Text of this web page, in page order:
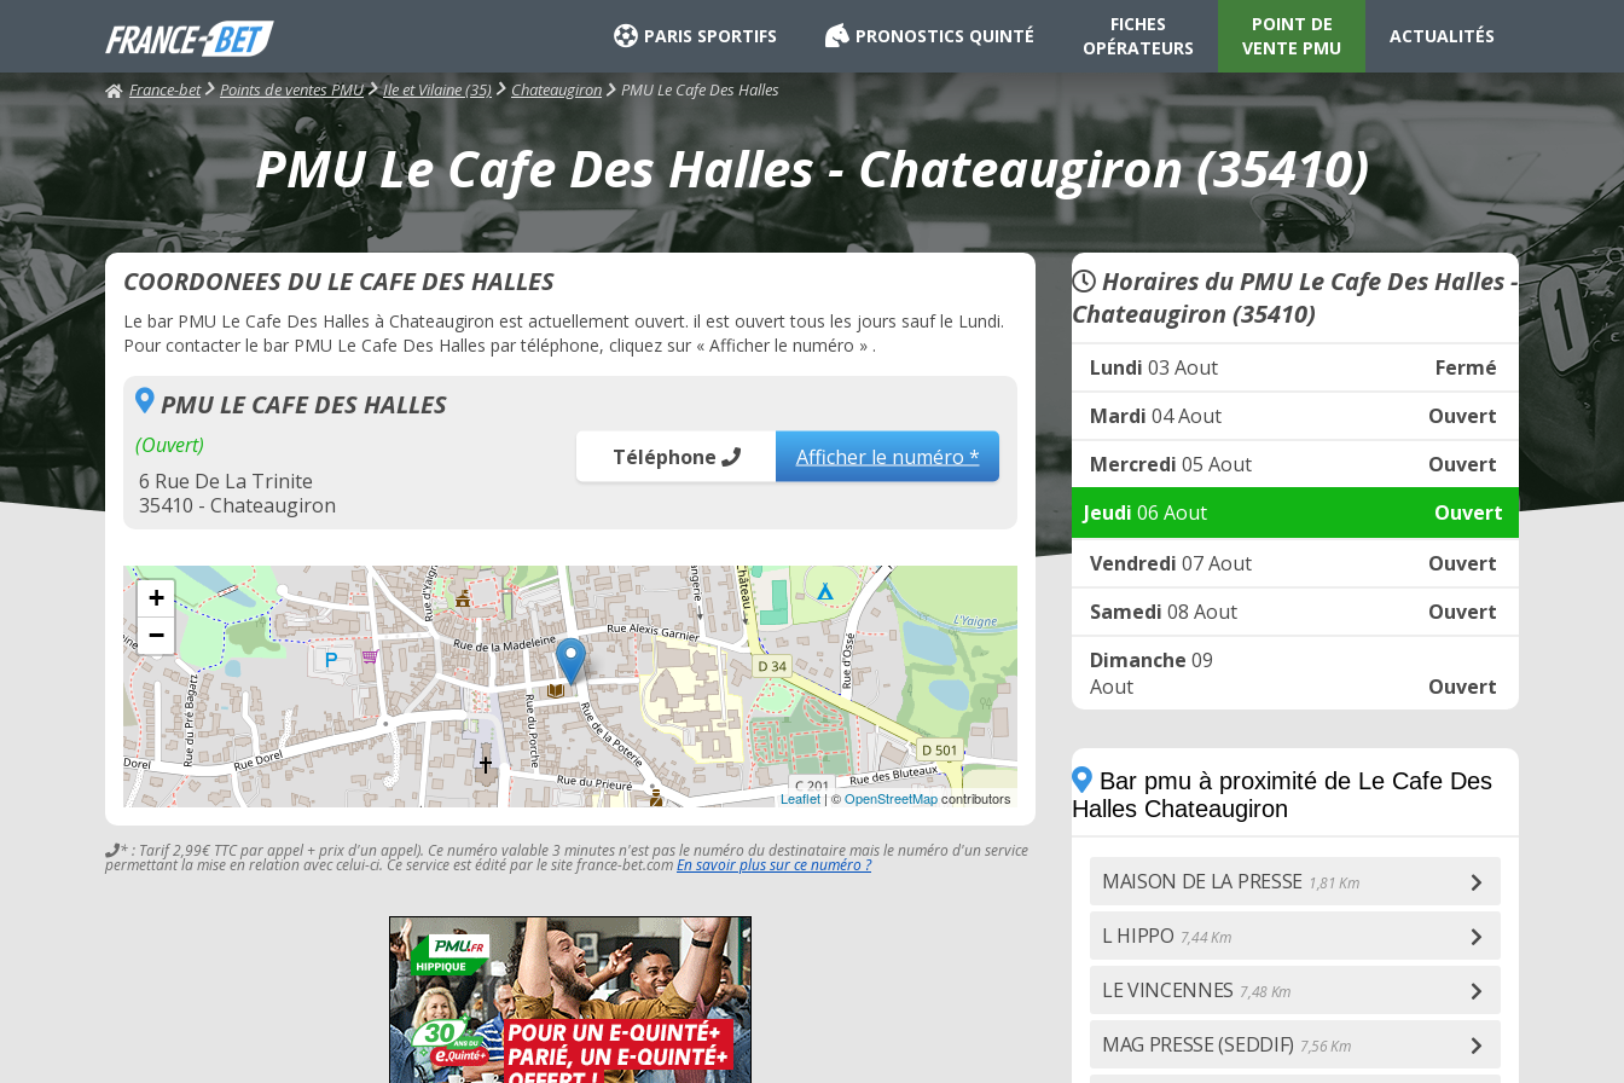
PARIS SPORTIFS PRONOSTICS QUINTÉ
FICHES
OPÉRATEURS
POINT DE
VENTE PMU
ACTUALITÉS
France-bet Points de ventes PMU Ile et Vilaine (35) Chateaugiron PMU Le Cafe Des Halles
PMU Le Cafe Des Halles - Chateaugiron (35410)
COORDONEES DU LE CAFE DES HALLES
Le bar PMU Le Cafe Des Halles à Chateaugiron est actuellement ouvert. il est ouvert tous les jours sauf le Lundi.
Pour contacter le bar PMU Le Cafe Des Halles par téléphone, cliquez sur « Afficher le numéro » .
PMU LE CAFE DES HALLES
(Ouvert)
6 Rue De La Trinite
35410 - Chateaugiron
Téléphone Afficher le numéro *
+
−
Leaflet | ©OpenStreetMapcontributors
* : Tarif 2,99€ TTC par appel + prix d'un appel). Ce numéro valable 3 minutes n'est pas le numéro du destinataire mais le numéro d'un service
permettant la mise en relation avec celui-ci. Ce service est édité par le site france-bet.comEn savoir plus sur ce numéro ?
Horaires du PMU Le Cafe Des Halles -
Chateaugiron (35410)
Lundi 03 Aout
Fermé
Mardi 04 Aout
Ouvert
Mercredi 05 Aout
Ouvert
Jeudi 06 Aout
Ouvert
Vendredi 07 Aout
Ouvert
Samedi 08 Aout
Ouvert
Dimanche 09
Aout
Ouvert
Bar pmu à proximité de Le Cafe Des
Halles Chateaugiron
MAISON DE LA PRESSE 1,81 Km
L HIPPO 7,44 Km
LE VINCENNES 7,48 Km
MAG PRESSE (SEDDIF) 7,56 Km